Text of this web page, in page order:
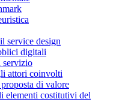
service design
digitali
servizio
attori coinvolti
di valore
elementi costitutivi del